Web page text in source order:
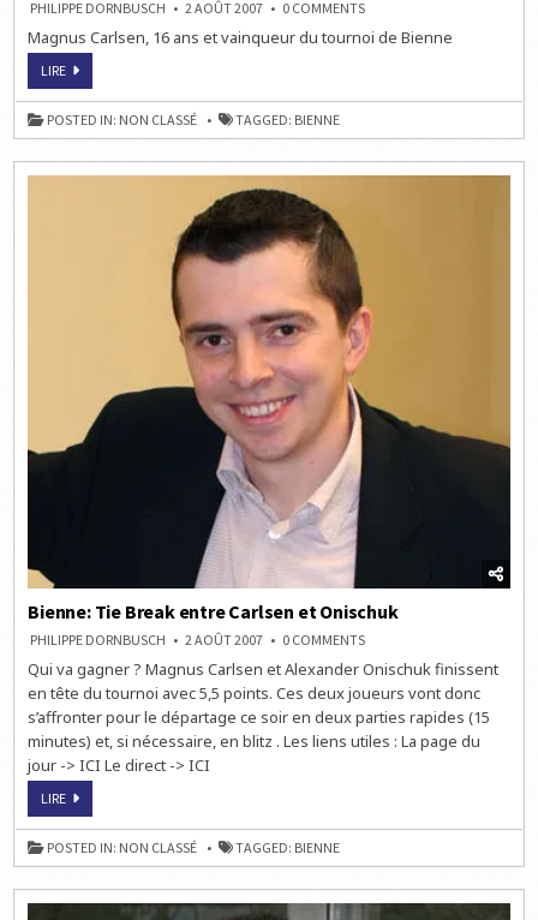
PHILIPPE DORNBUSCH 2 AOÛT 2007 0 COMMENTSON
VAINQUEUR
MAGNUS
Magnus Carlsen, 16 ans et vainqueur du tournoi de Bienne
LIREBIENNE:
MAGNUS
CARLSEN
!
POSTED IN: NON CLASSÉ TAGGED: BIENNE
Bienne: Tie Break entre Carlsen et Onischuk
PHILIPPE DORNBUSCH 2 AOÛT 2007 0 COMMENTSON
TIE
ENTRE
CARLSEN
ET
ONISCHUK
Qui va gagner ? Magnus Carlsen et Alexander Onischuk finissent
en tête du tournoi avec 5,5 points. Ces deux joueurs vont donc
s’affronter pour le départage ce soir en deux parties rapides (15
minutes) et, si nécessaire, en blitz . Les liens utiles : La page du
jour -> ICI Le direct -> ICI
LIREBIENNE:
BREAK
ENTRE
CARLSEN
ET
POSTED IN: NON CLASSÉ TAGGED: BIENNE